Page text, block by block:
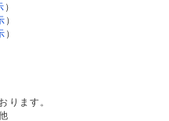
）
）
）
ります。
他